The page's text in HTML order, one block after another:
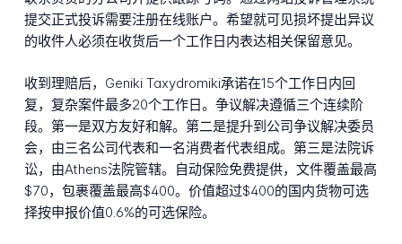
提交正式投诉需要注册在线账户。希望就可见损坏提出异议
的收件人必须在收货后一个工作日内表达相关保留意见。
收到理赔后，Geniki Taxydromiki承诺在15个工作日内回
复，复杂案件最多20个工作日。争议解决遵循三个连续阶
段。第一是双方友好和解。第二是提升到公司争议解决委员
会，由三名公司代表和一名消费者代表组成。第三是法院诉
讼，由Athens法院管辖。自动保险免费提供，文件覆盖最高
$70，包裹覆盖最高$400。价值超过$400的国内货物可选
择按申报价值0.6%的可选保险。